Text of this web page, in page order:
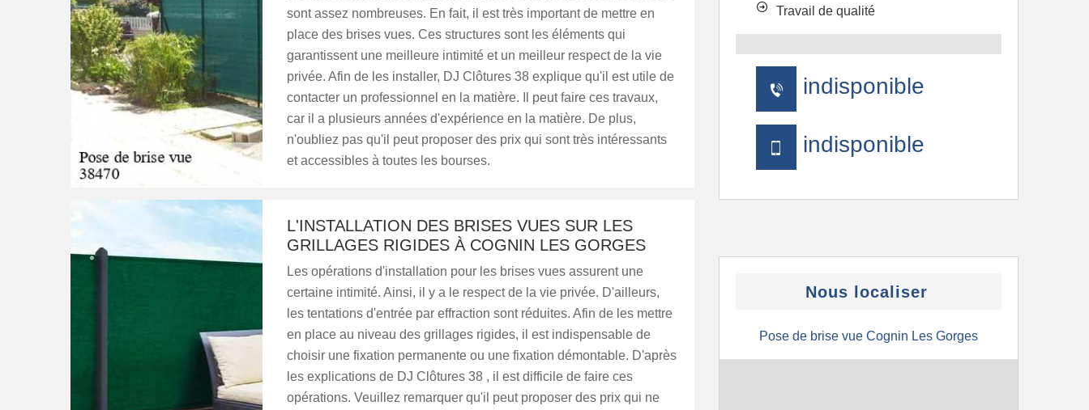
sont assez nombreuses. En fait, il est très important de mettre en
place des brises vues. Ces structures sont les éléments qui
garantissent une meilleure intimité et un meilleur respect de la vie
privée. Afin de les installer, DJ Clôtures 38 explique qu'il est utile de
contacter un professionnel en la matière. Il peut faire ces travaux,
car il a plusieurs années d'expérience en la matière. De plus,
n'oubliez pas qu'il peut proposer des prix qui sont très intéressants
et accessibles à toutes les bourses.
L'INSTALLATION DES BRISES VUES SUR LES
GRILLAGES RIGIDES À COGNIN LES GORGES
Les opérations d'installation pour les brises vues assurent une
certaine intimité. Ainsi, il y a le respect de la vie privée. D'ailleurs,
les tentations d'entrée par effraction sont réduites. Afin de les mettre
en place au niveau des grillages rigides, il est indispensable de
choisir une fixation permanente ou une fixation démontable. D'après
les explications de DJ Clôtures 38 , il est difficile de faire ces
opérations. Veuillez remarquer qu'il peut proposer des prix qui ne
Travail de qualité
indisponible
indisponible
Nous localiser
Pose de brise vue Cognin Les Gorges